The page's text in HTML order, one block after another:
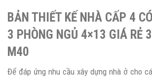
BẢN THIẾT KẾ NHÀ CẤP 4
3 PHÒNG NGỦ 4×13 GIÁ RẺ
M40
Để đáp ứng nhu cầu xây dựng nhà ở cho